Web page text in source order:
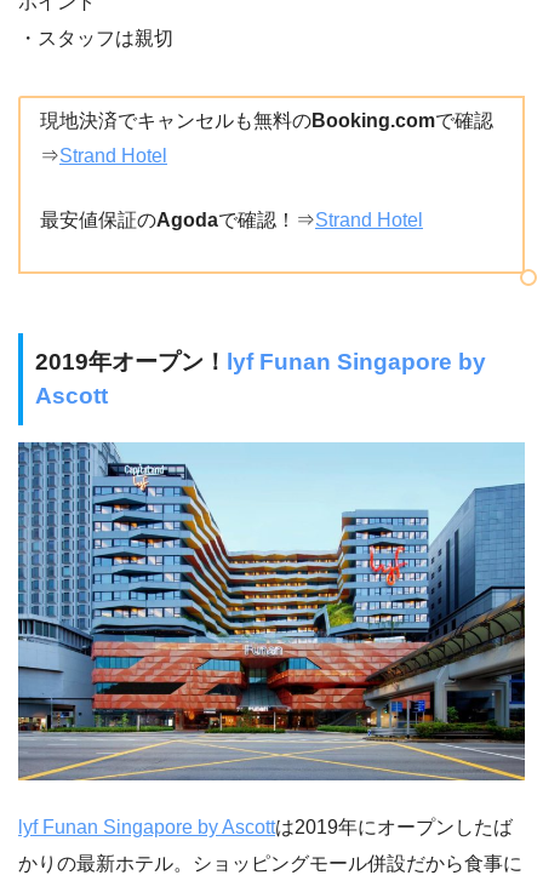
・スタッフは親切
現地決済でキャンセルも無料のBooking.comで確認
⇒Strand Hotel
最安値保証のAgodaで確認！⇒Strand Hotel
2019年オープン！ lyf Funan Singapore by
Ascott
lyf Funan Singapore by Ascottは2019年にオープンしたば
かりの最新ホテル。ショッピングモール併設だから食事に